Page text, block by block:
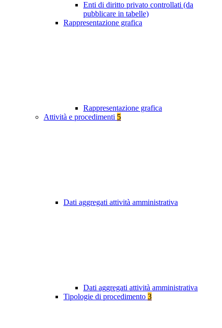
Enti di diritto privato controllati (da
pubblicare in tabelle)
Rappresentazione grafica
Rappresentazione grafica
Attività e procedimenti 5
Dati aggregati attività amministrativa
Dati aggregati attività amministrativa
Tipologie di procedimento 3